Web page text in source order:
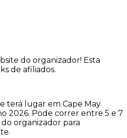
do organizador! Esta
de afiliados.
terá lugar em Cape May
2026. Pode correr entre 5 e 7
do organizador para